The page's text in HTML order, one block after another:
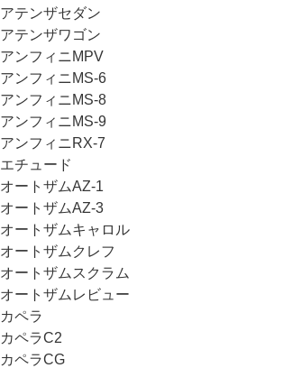
アテンザセダン
アテンザワゴン
アンフィニMPV
アンフィニMS-6
アンフィニMS-8
アンフィニMS-9
アンフィニRX-7
エチュード
オートザムAZ-1
オートザムAZ-3
オートザムキャロル
オートザムクレフ
オートザムスクラム
オートザムレビュー
カペラ
カペラC2
カペラCG